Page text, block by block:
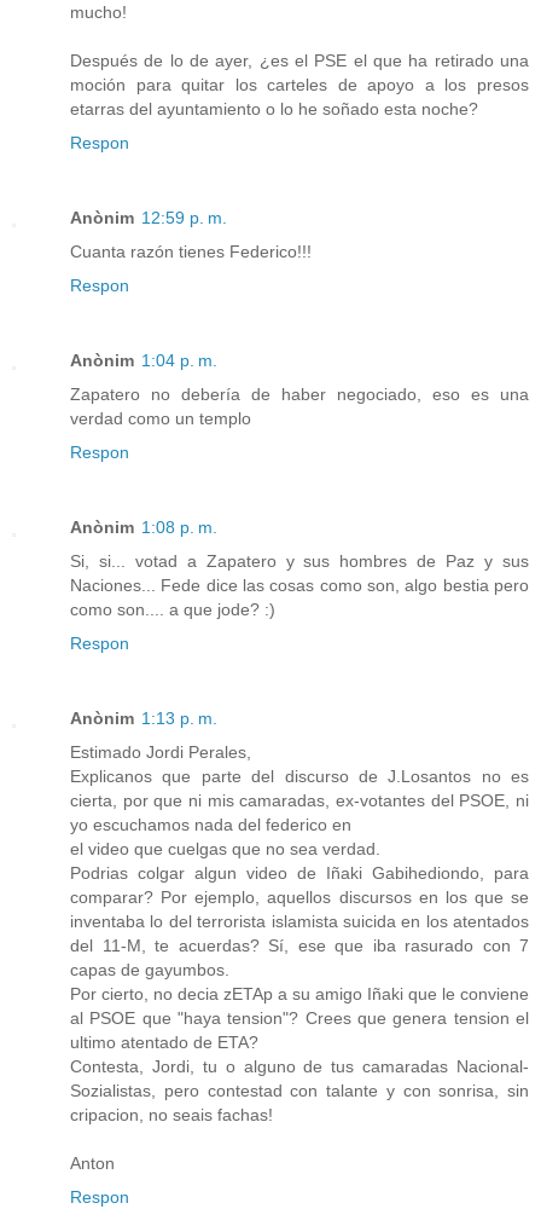
mucho!
Después de lo de ayer, ¿es el PSE el que ha retirado una
moción para quitar los carteles de apoyo a los presos
etarras del ayuntamiento o lo he soñado esta noche?
Respon
Anònim 12:59 p. m.
Cuanta razón tienes Federico!!!
Respon
Anònim 1:04 p. m.
Zapatero no debería de haber negociado, eso es una
verdad como un templo
Respon
Anònim 1:08 p. m.
Si, si... votad a Zapatero y sus hombres de Paz y sus
Naciones... Fede dice las cosas como son, algo bestia pero
como son.... a que jode? :)
Respon
Anònim 1:13 p. m.
Estimado Jordi Perales,
Explicanos que parte del discurso de J.Losantos no es
cierta, por que ni mis camaradas, ex-votantes del PSOE, ni
yo escuchamos nada del federico en
el video que cuelgas que no sea verdad.
Podrias colgar algun video de Iñaki Gabihediondo, para
comparar? Por ejemplo, aquellos discursos en los que se
inventaba lo del terrorista islamista suicida en los atentados
del 11-M, te acuerdas? Sí, ese que iba rasurado con 7
capas de gayumbos.
Por cierto, no decia zETAp a su amigo Iñaki que le conviene
al PSOE que "haya tension"? Crees que genera tension el
ultimo atentado de ETA?
Contesta, Jordi, tu o alguno de tus camaradas Nacional-
Sozialistas, pero contestad con talante y con sonrisa, sin
cripacion, no seais fachas!
Anton
Respon